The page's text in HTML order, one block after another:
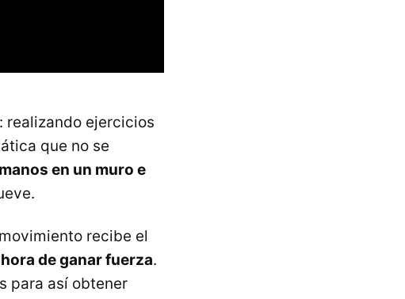
realizando ejercicios
que no se
en un muro e
recibe el
de ganar fuerza.
para así obtener